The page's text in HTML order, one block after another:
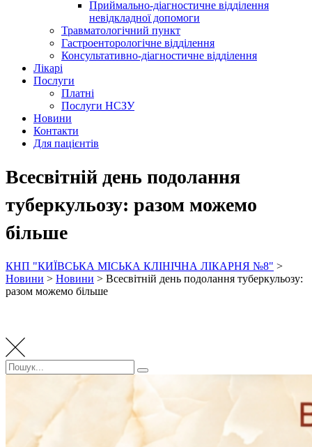
Приймально-діагностичне відділення
невідкладної допомоги
Травматологічний пункт
Гастроенторологічне відділення
Консультативно-діагностичне відділення
Лікарі
Послуги
Платні
Послуги НСЗУ
Новини
Контакти
Для пацієнтів
Всесвітній день подолання
туберкульозу: разом можемо
більше
КНП "КИЇВСЬКА МІСЬКА КЛІНІЧНА ЛІКАРНЯ №8" >
Новини > Новини > Всесвітній день подолання туберкульозу:
разом можемо більше
Пошук:
Пошук